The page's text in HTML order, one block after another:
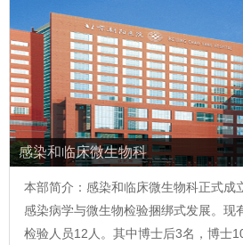
感染和临床微生物科
本部简介：感染和临床微生物科正式成
感染病学与微生物检验捆绑式发展。现
检验人员12人。其中博士后3名，博士